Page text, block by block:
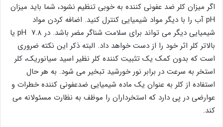
اگر میزان کلر ضد عفونی کننده به خوبی تنظیم نشود، شما باید میزان
pH آب را با دیگر مواد شیمیایی کنترل کنید. اضافه کردن مواد
شیمیایی دیگر می تواند برای سلامت شناگر مضر باشد. در pH ۷.۸ یا
بالاتر کلر اثر خود را از دست خواهد داد. البته ذکر این نکته ضروری
است که بدون کمک یک تثبیت کننده کلر نظیر اسید سیانوریک، کلر
استخر به سرعت در برابر نور خورشید تبخیر می شود. به هر حال
استفاده از کلر به عنوان یک ماده شیمیایی ضدعفونی کننده خطرات و
عوارضی در پی دارد که استخرداران را موظف به نظارت مسئولانه می
کند.